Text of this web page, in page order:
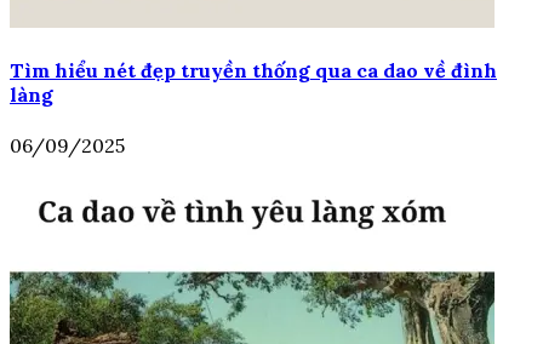
Tìm hiểu nét đẹp truyền thống qua ca dao về đình
làng
06/09/2025